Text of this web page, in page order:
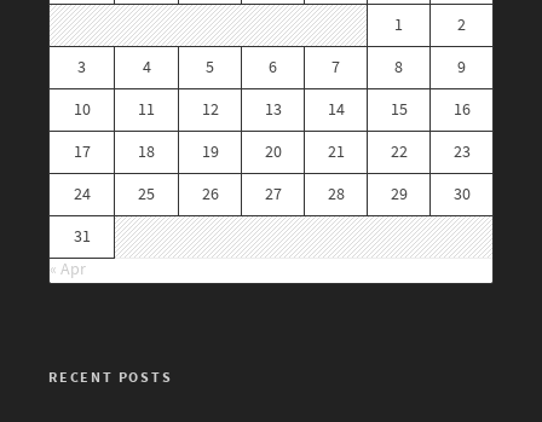
1
2
3
4 5 6 7 8
9
10
11 12 13 14 15
16
17
18 19 20 21 22
23
24
25 26 27 28 29
30
31
« Apr
RECENT POSTS